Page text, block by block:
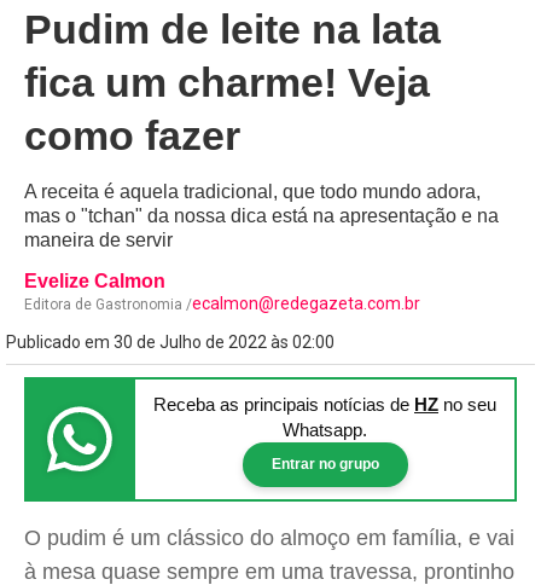
Pudim de leite na lata
fica um charme! Veja
como fazer
A receita é aquela tradicional, que todo mundo adora,
mas o "tchan" da nossa dica está na apresentação e na
maneira de servir
Evelize Calmon
Editora de Gastronomia /ecalmon@redegazeta.com.br
Publicado em 30 de Julho de 2022 às 02:00
Receba as principais notícias de HZ no seu
Whatsapp.
Entrar no grupo
O pudim é um clássico do almoço em família, e vai
à mesa quase sempre em uma travessa, prontinho